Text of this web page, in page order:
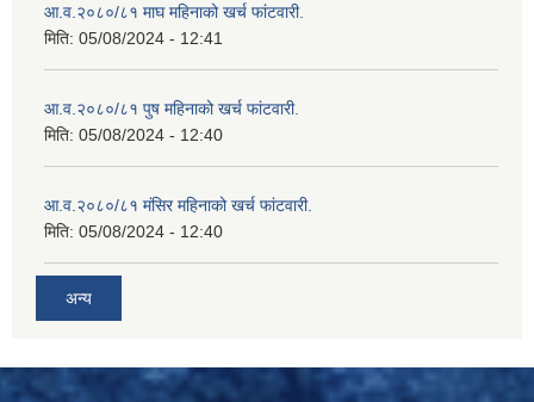
आ.व.२०८०/८१ माघ महिनाको खर्च फांटवारी.
मिति: 05/08/2024 - 12:41
आ.व.२०८०/८१ पुष महिनाको खर्च फांटवारी.
मिति: 05/08/2024 - 12:40
आ.व.२०८०/८१ मंसिर महिनाको खर्च फांटवारी.
मिति: 05/08/2024 - 12:40
अन्य